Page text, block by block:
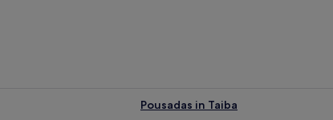
Pousadas in Taiba